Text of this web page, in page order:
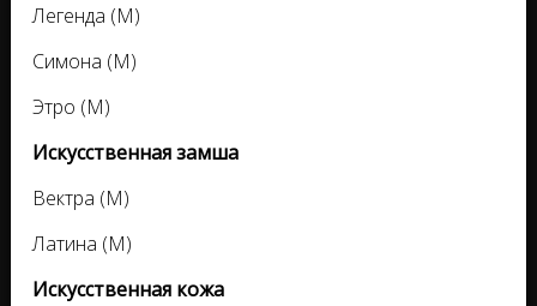
Легенда (M)
Симона (M)
Этро (M)
Искусственная замша
Вектра (M)
Латина (M)
Искусственная кожа